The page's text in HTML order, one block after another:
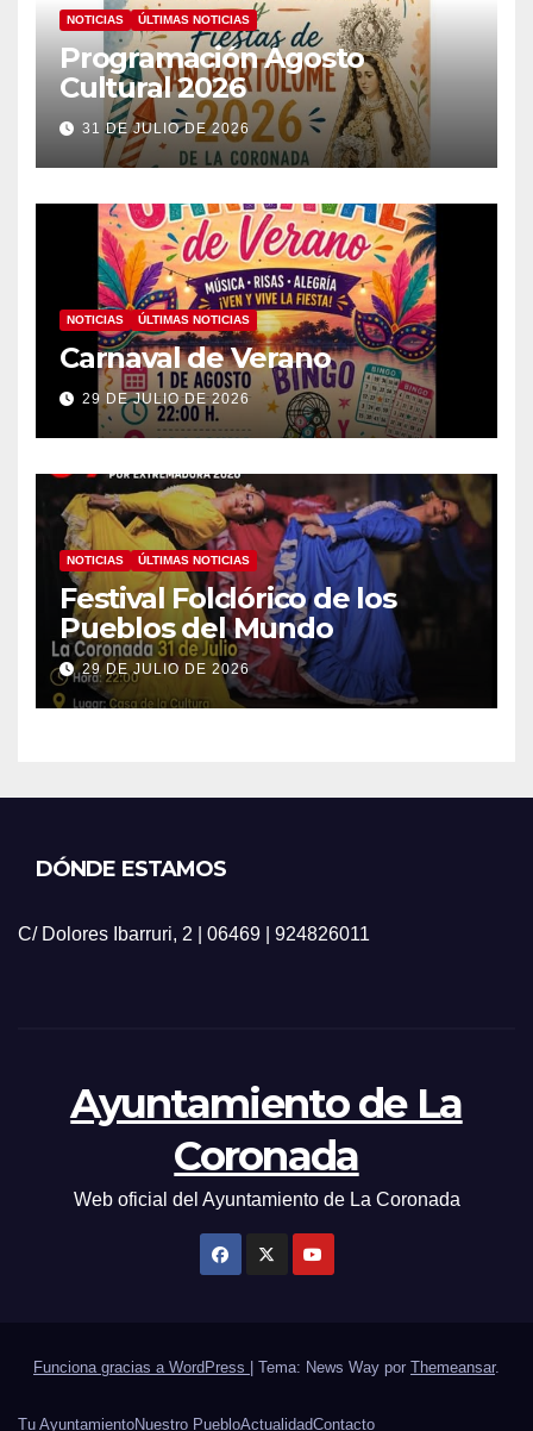
NOTICIAS ÚLTIMAS NOTICIAS
Programación Agosto
Cultural 2026
31 DE JULIO DE 2026
NOTICIAS ÚLTIMAS NOTICIAS
Carnaval de Verano
29 DE JULIO DE 2026
NOTICIAS ÚLTIMAS NOTICIAS
Festival Folclórico de los
Pueblos del Mundo
29 DE JULIO DE 2026
DÓNDE ESTAMOS
C/ Dolores Ibarruri, 2 | 06469 | 924826011
Ayuntamiento de La
Coronada
Web oficial del Ayuntamiento de La Coronada
Funciona gracias a WordPress Tema: News Way por Themeansar.
Tu AyuntamientoNuestro PuebloActualidadContacto